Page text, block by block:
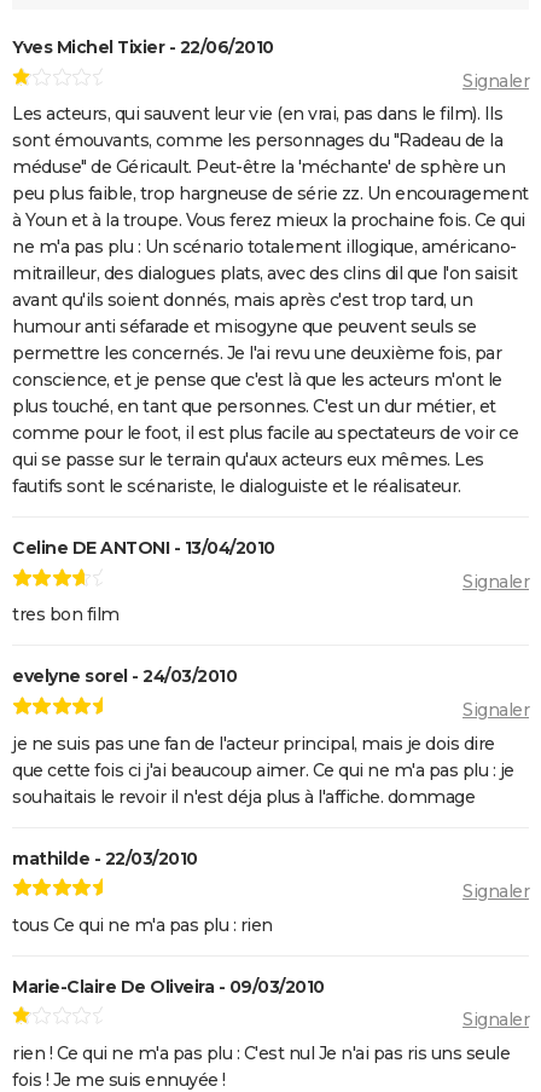
ne voudront pas rater
La Planète des Singes 2024 : est-il indispensable de
voir le reste de la saga avant de voir ce film ?
Superman : est-ce que cette nouvelle version vaut le
coup ? Voici ce qu'en pensent les critiques
Everything Everywhere All at once : explication du
film aux 7 Oscars et de sa fin
Mission Impossible 8 : Tom Cruise refuse de répondre
à cette question que tout le monde se pose
Deadpool et Wolverine : est-il vraiment
indispensable de voir la scène post-générique ?
Mission Impossible 7 : casting, avis, bande-annonce,
suite, critique...
Avengers Doomsday : la bande-annonce est enfin
Tomb Raider : synopsis, Alicia Vikander, streaming,
avis... Tout sur le film sur Lara Croft
Shang Chi : synopsis, casting, scènes post-générique,
Uncharted : faut-il connaître le jeu avant de voir le
film ?
Venom : synopsis, casting, streaming, avis... Tout sur
le film avec Tom Hardy
annonce, casting...
Fast and Furious 9 : synopsis, casting, bande-
annonce, streaming, photos, avis...
des avions pour les besoins du film ?
Hunger Games, Lever de soleil sur la Moisson : Effie,
Haymitch... des personnages bien connus dans la
bande-annonce
Yves Michel Tixier - 22/06/2010
Signaler
Les acteurs, qui sauvent leur vie (en vrai, pas dans le film). Ils
sont émouvants, comme les personnages du "Radeau de la
méduse" de Géricault. Peut-être la 'méchante' de sphère un
peu plus faible, trop hargneuse de série zz. Un encouragement
à Youn et à la troupe. Vous ferez mieux la prochaine fois. Ce qui
ne m'a pas plu : Un scénario totalement illogique, américano-
mitrailleur, des dialogues plats, avec des clins dil que l'on saisit
avant qu'ils soient donnés, mais après c'est trop tard, un
humour anti séfarade et misogyne que peuvent seuls se
permettre les concernés. Je l'ai revu une deuxième fois, par
conscience, et je pense que c'est là que les acteurs m'ont le
plus touché, en tant que personnes. C'est un dur métier, et
comme pour le foot, il est plus facile au spectateurs de voir ce
qui se passe sur le terrain qu'aux acteurs eux mêmes. Les
fautifs sont le scénariste, le dialoguiste et le réalisateur.
Celine DE ANTONI - 13/04/2010
Signaler
tres bon film
evelyne sorel - 24/03/2010
Signaler
je ne suis pas une fan de l'acteur principal, mais je dois dire
que cette fois ci j'ai beaucoup aimer. Ce qui ne m'a pas plu : je
souhaitais le revoir il n'est déja plus à l'affiche. dommage
mathilde - 22/03/2010
Signaler
tous Ce qui ne m'a pas plu : rien
Marie-Claire De Oliveira - 09/03/2010
Signaler
rien ! Ce qui ne m'a pas plu : C'est nul Je n'ai pas ris uns seule
fois ! Je me suis ennuyée !